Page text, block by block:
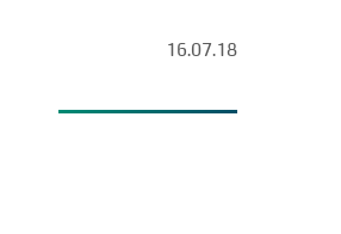
16.07.18